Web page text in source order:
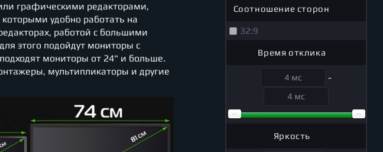
графическими редакторами,
удобно работать на
работой с большими
этого подойдут мониторы с
мониторы от 24" и больше.
мультипликаторы и другие
Соотношение сторон
32:9
Время отклика
-
Яркость